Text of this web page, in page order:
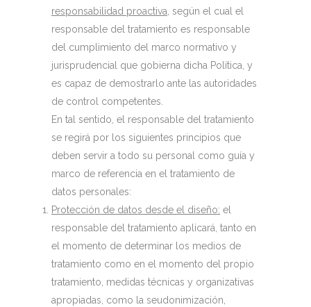
responsabilidad proactiva, según el cual el
responsable del tratamiento es responsable
del cumplimiento del marco normativo y
jurisprudencial que gobierna dicha Política, y
es capaz de demostrarlo ante las autoridades
de control competentes.
En tal sentido, el responsable del tratamiento
se regirá por los siguientes principios que
deben servir a todo su personal como guía y
marco de referencia en el tratamiento de
datos personales:
Protección de datos desde el diseño: el
responsable del tratamiento aplicará, tanto en
el momento de determinar los medios de
tratamiento como en el momento del propio
tratamiento, medidas técnicas y organizativas
apropiadas, como la seudonimización,